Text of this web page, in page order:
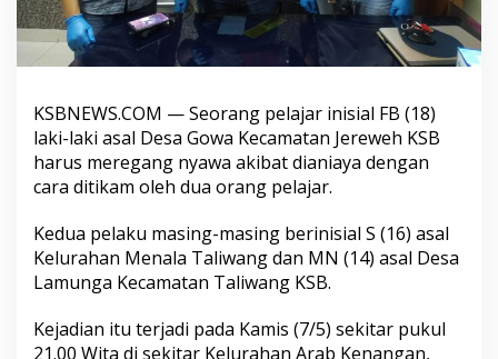
KSBNEWS.COM — Seorang pelajar inisial FB (18)
laki-laki asal Desa Gowa Kecamatan Jereweh KSB
harus meregang nyawa akibat dianiaya dengan
cara ditikam oleh dua orang pelajar.
Kedua pelaku masing-masing berinisial S (16) asal
Kelurahan Menala Taliwang dan MN (14) asal Desa
Lamunga Kecamatan Taliwang KSB.
Kejadian itu terjadi pada Kamis (7/5) sekitar pukul
21.00 Wita di sekitar Kelurahan Arab Kenangan,